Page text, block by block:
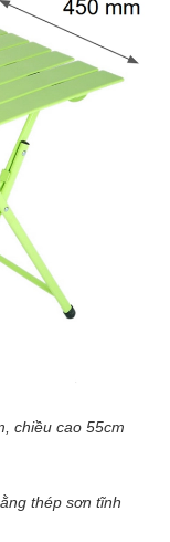
chiều cao 55cm
thép sơn tĩnh